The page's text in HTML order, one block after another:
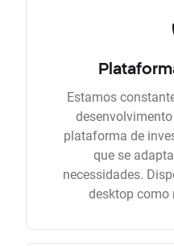
Estamos
plataforma de
que se
necessidades.
desktop como